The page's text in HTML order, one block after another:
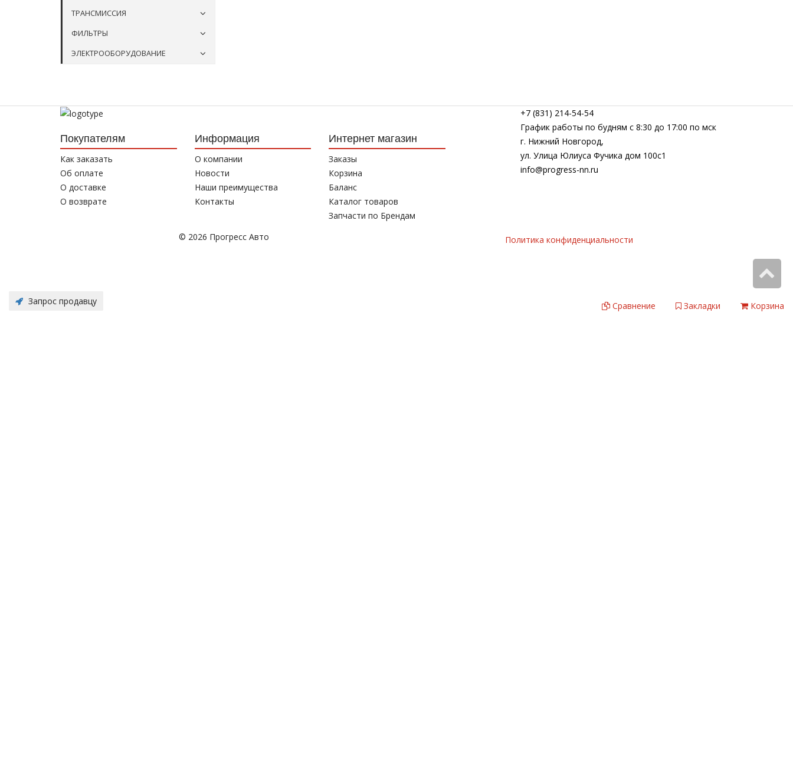
ТРАНСМИССИЯ
ФИЛЬТРЫ
ЭЛЕКТРООБОРУДОВАНИЕ
Покупателям
Как заказать
Об оплате
О доставке
О возврате
Информация
О компании
Новости
Наши преимущества
Контакты
Интернет магазин
Заказы
Корзина
Баланс
Каталог товаров
Запчасти по Брендам
+7 (831) 214-54-54
График работы по будням с 8:30 до 17:00 по мск
г. Нижний Новгород,
ул. Улица Юлиуса Фучика дом 100с1
info@progress-nn.ru
© 2026 Прогресс Авто Политика конфиденциальности
Запрос продавцу Сравнение Закладки Корзина